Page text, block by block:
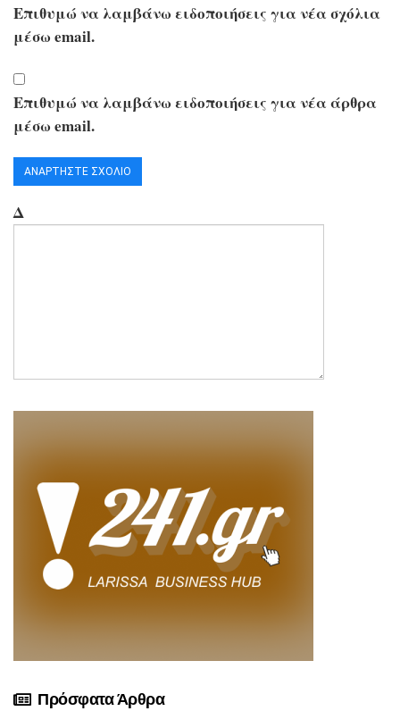
Επιθυμώ να λαμβάνω ειδοποιήσεις για νέα σχόλια
μέσω email.
Επιθυμώ να λαμβάνω ειδοποιήσεις για νέα άρθρα
μέσω email.
Δ
Πρόσφατα Άρθρα